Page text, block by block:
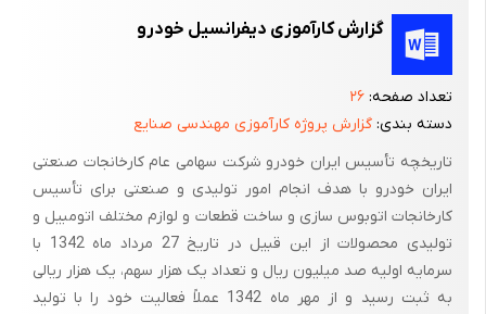
گزارش کارآموزی دیفرانسیل خودرو
تعداد صفحه: ۲۶
دسته بندی: گزارش پروژه کارآموزی مهندسی صنایع
تاریخچه تأسیس ایران خودرو شرکت سهامی عام کارخانجات صنعتی
ایران خودرو با هدف انجام امور تولیدی و صنعتی برای تأسیس
کارخانجات اتوبوس سازی و ساخت قطعات و لوازم مختلف اتومبیل و
تولیدی محصولات از این قبیل در تاریخ 27 مرداد ماه 1342 با
سرمایه اولیه صد میلیون ریال و تعداد یک هزار سهم، یک هزار ریالی
به ثبت رسید و از مهر ماه 1342 عملاً فعالیت خود را با تولید